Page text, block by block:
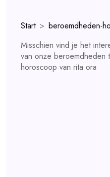
Start beroemdheden-
Misschien vind je het
van onze
horoscoop van rita ora